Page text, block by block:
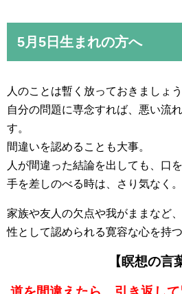
5月5日生まれの方へ
人のことは暫く放っておきましょう
自分の問題に専念すれば、悪い流
す。
間違いを認めることも大事。
人が間違った結論を出しても、口
手を差しのべる時は、さり気なく。
家族や友人の欠点や我がままなど
性として認められる寛容な心を持
【瞑想の言